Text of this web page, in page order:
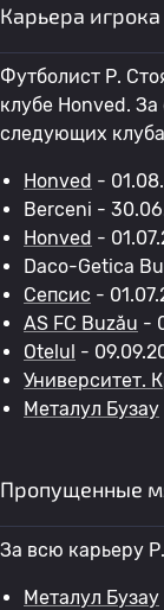
Карьера игрока
Футболист Р.
клубе Honved.
следующих
Honved -
Berceni -
Honved -
Daco-Getica
Сепсис -
AS FC Buzău -
Otelul -
Университет.
Металул Бузау
Пропущенные
За всю карьеру
Металул Бузау